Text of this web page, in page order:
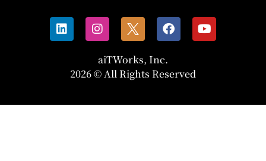
aiTWorks, Inc.
2026 © All Rights Reserved